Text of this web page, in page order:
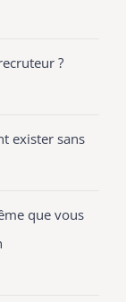
?
exister sans
que vous